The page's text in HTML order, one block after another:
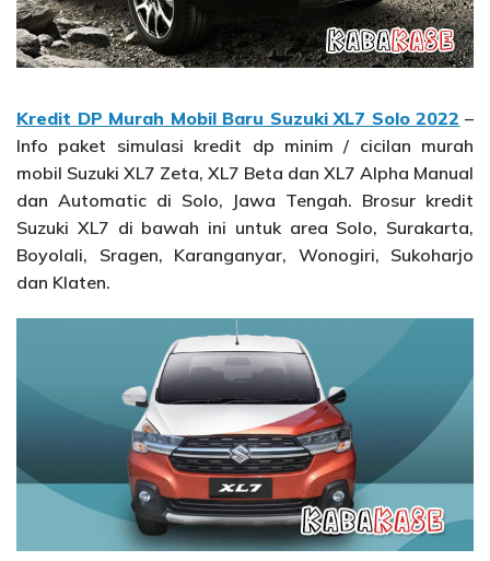
Kredit DP Murah Mobil Baru Suzuki XL7 Solo 2022 –
Info paket simulasi kredit dp minim / cicilan murah
mobil Suzuki XL7 Zeta, XL7 Beta dan XL7 Alpha Manual
dan Automatic di Solo, Jawa Tengah. Brosur kredit
Suzuki XL7 di bawah ini untuk area Solo, Surakarta,
Boyolali, Sragen, Karanganyar, Wonogiri, Sukoharjo
dan Klaten.